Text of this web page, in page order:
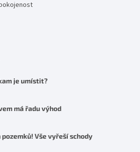
je umístit?
má řadu výhod
Vše vyřeší schody